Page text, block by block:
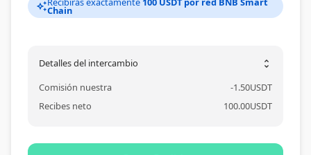
auto_awesomeChain
Detalles del intercambio unfold_more
Comisión nuestra -1.50USDT
Recibes neto
100.00USDT